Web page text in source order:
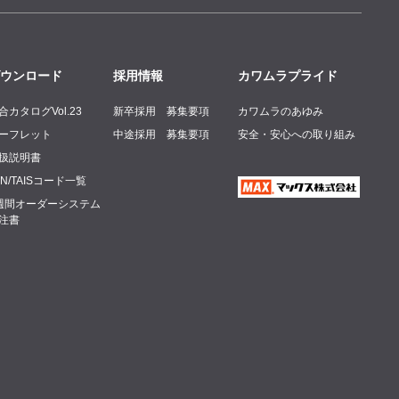
ンロード
カタログVol.23
フレット
説明書
TAISコード一覧
間オーダーシステム
書
採用情報
新卒採用 募集要項
中途採用 募集要項
カワムラプライド
カワムラのあゆみ
安全・安心への取り組み